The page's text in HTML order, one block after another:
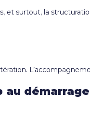
et surtout, la
démarrage